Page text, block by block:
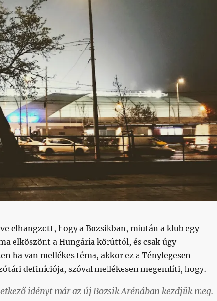
elhangzott, hogy a Bozsikban, miután a klub egy
elköszönt a Hungária körúttól, és csak úgy
ha van mellékes téma, akkor ez a Ténylegesen
definíciója, szóval mellékesen megemlíti, hogy:
idényt már az új Bozsik Arénában kezdjük meg.